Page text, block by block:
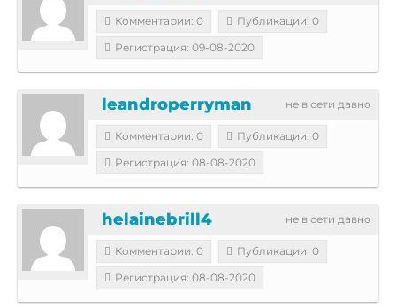
Комментарии: 0
Публикации: 0
Регистрация: 09-08-2020
не в сети давно
leandroperryman
Комментарии: 0
Публикации: 0
Регистрация: 08-08-2020
не в сети давно
helainebrill4
Комментарии: 0
Публикации: 0
Регистрация: 08-08-2020